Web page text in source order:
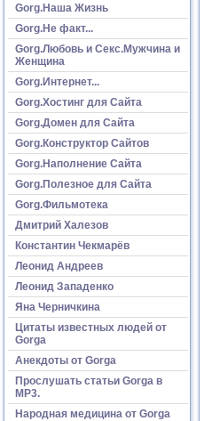
Gorg.Наша Жизнь
Gorg.Не факт...
Gorg.Любовь и Секс.Мужчина и
Женщина
Gorg.Интернет...
Gorg.Хостинг для Сайта
Gorg.Домен для Сайта
Gorg.Конструктор Сайтов
Gorg.Наполнение Сайта
Gorg.Полезное для Сайта
Gorg.Фильмотека
Дмитрий Халезов
Константин Чекмарёв
Леонид Андреев
Леонид Западенко
Яна Черничкина
Цитаты известных людей от
Gorga
Анекдоты от Gorga
Прослушать статьи Gorga в
МР3.
Народная медицина от Gorga